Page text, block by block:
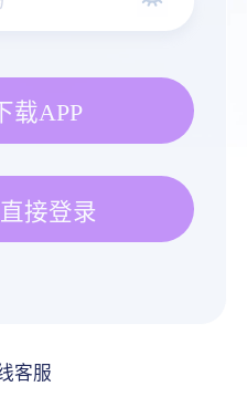
载APP
接登录
客服